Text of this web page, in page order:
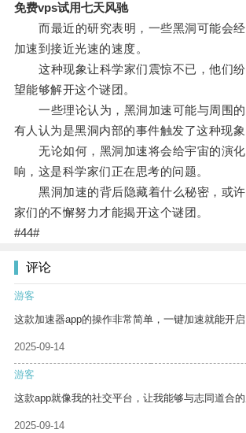
免费vps试用七天风驰
而最近的研究表明，一些黑洞可能会经
加速到接近光速的速度。
这种现象让科学家们震惊不已，他们纷
望能够解开这个谜团。
一些理论认为，黑洞加速可能与周围的
有人认为是黑洞内部的事件触发了这种现象
无论如何，黑洞加速将会给宇宙的演化
响，这是科学家们正在思考的问题。
黑洞加速的背后隐藏着什么秘密，或许
家们的不懈努力才能揭开这个谜团。
#44#
评论
游客
这款加速器app的操作非常简单，一键加速就能开启
2025-09-14
游客
这款app就像我的社交平台，让我能够与志同道合的
2025-09-14